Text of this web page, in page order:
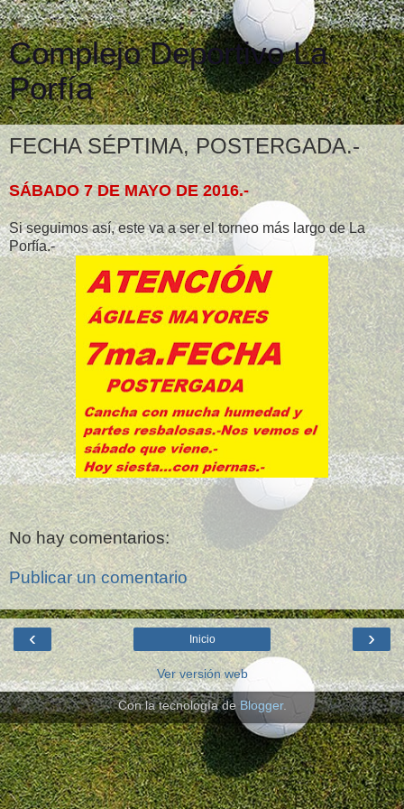
Complejo Deportivo La
Porfía
FECHA SÉPTIMA, POSTERGADA.-
SÁBADO 7 DE MAYO DE 2016.-
Si seguimos así, este va a ser el torneo más largo de La
Porfía.-
No hay comentarios:
Publicar un comentario
‹ ›
Inicio
Ver versión web
Con la tecnología de Blogger.